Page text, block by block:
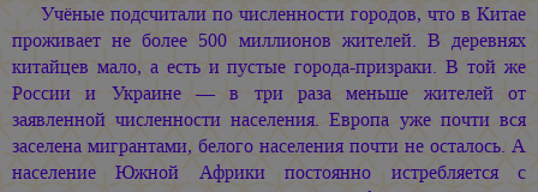
Учёные подсчитали по численности городов, что в Китае
проживает не более 500 миллионов жителей. В деревнях
китайцев мало, а есть и пустые города-призраки. В той же
России и Украине — в три раза меньше жителей от
заявленной численности населения. Европа уже почти вся
заселена мигрантами, белого населения почти не осталось. А
население Южной Африки постоянно истребляется с